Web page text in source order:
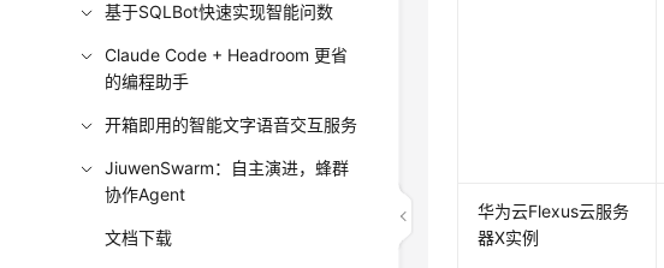
基于SQLBot快速实现智能问数
Claude Code + Headroom 更省
的编程助手
开箱即用的智能文字语音交互服务
JiuwenSwarm：自主演进，蜂群
协作Agent
文档下载
华为云Flexus云服务
器X实例